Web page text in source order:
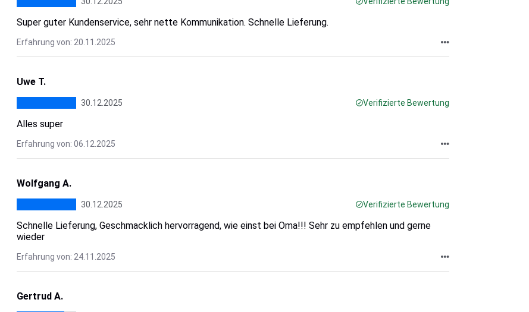
Super guter Kundenservice, sehr nette Kommunikation. Schnelle Lieferung.
Erfahrung von: 20.11.2025
Uwe T.
30.12.2025 Verifizierte Bewertung
Alles super
Erfahrung von: 06.12.2025
Wolfgang A.
30.12.2025 Verifizierte Bewertung
Schnelle Lieferung, Geschmacklich hervorragend, wie einst bei Oma!!! Sehr zu empfehlen und gerne
wieder
Erfahrung von: 24.11.2025
Gertrud A.